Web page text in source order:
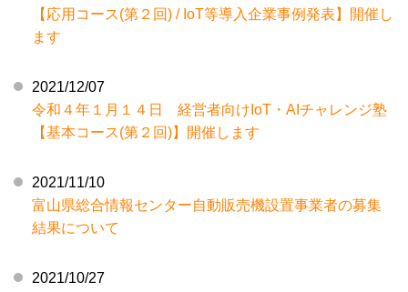
【応用コース(第２回) / IoT等導入企業事例発表】開催し
ます
2021/12/07
令和４年１月１４日 経営者向けIoT・AIチャレンジ塾
【基本コース(第２回)】開催します
2021/11/10
富山県総合情報センター自動販売機設置事業者の募集
結果について
2021/10/27